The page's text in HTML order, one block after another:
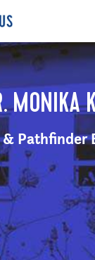
MONIKA
Pathfinder